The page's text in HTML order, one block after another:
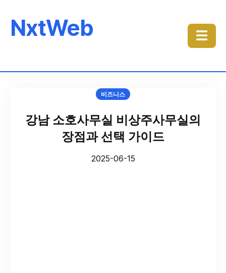
NxtWeb ☰
비즈니스
강남 소호사무실 비상주사무실의
장점과 선택 가이드
2025-06-15